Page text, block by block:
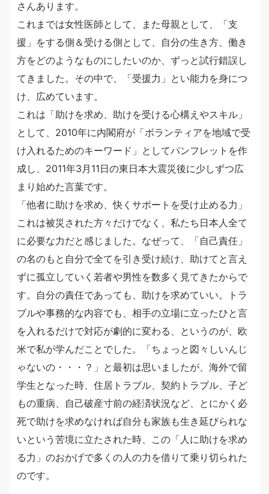
さんあります。
これまでは女性医師として、また母親として、「支
援」をする側＆受ける側として、自分の生き方、働き
方をどのようなものにしたいのか、ずっと試行錯誤し
てきました。その中で、「受援力」とい能力を身につ
け、広めています。
これは「助けを求め、助けを受ける心構えやスキル」
として、2010年に内閣府が「ボランティアを地域で受
け入れるためのキーワード」としてパンフレットを作
成し、2011年3月11日の東日本大震災後に少しずつ広
まり始めた言葉です。
「他者に助けを求め、快くサポートを受け止める力」
これは被災された方々だけでなく、私たち日本人全て
に必要な力だと感じました。なぜって、「自己責任」
の名のもと自分で全てを引き受け続け、助けてと言え
ずに孤立していく若者や男性を数多く見てきたからで
す。自分の責任であっても、助けを求めていい。トラ
ブルや事務的な内容でも、相手の立場に立ったひと言
を入れるだけで対応が劇的に変わる、というのが、欧
米で私が学んだことでした。「ちょっと図々しいんじ
ゃないの・・・？」と最初は思いましたが、海外で留
学生となった時、住居トラブル、契約トラブル、子ど
もの重病、自己破産寸前の経済状況など、とにかく必
死で助けを求めなければ自分も家族も生き延びられな
いという苦境に立たされた時、この「人に助けを求め
る力」のおかげで多くの人の力を借りて乗り切られた
のです。